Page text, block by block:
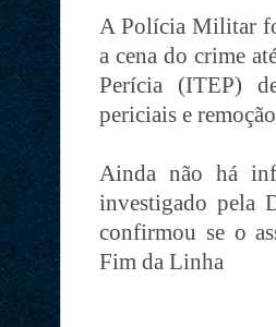
A Polícia Militar
a cena do crime
Perícia (ITEP)
periciais e
Ainda não há
investigado pela
confirmou se o
Fim da Linha